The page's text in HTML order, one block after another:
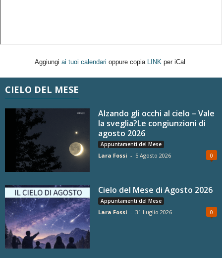
Aggiungi ai tuoi calendari oppure copia LINK per iCal
CIELO DEL MESE
Alzando gli occhi al cielo – Vale
la sveglia?Le congiunzioni di
agosto 2026
Appuntamenti del Mese
Lara Fossi - 5 Agosto 2026 0
Cielo del Mese di Agosto 2026
Appuntamenti del Mese
Lara Fossi - 31 Luglio 2026 0